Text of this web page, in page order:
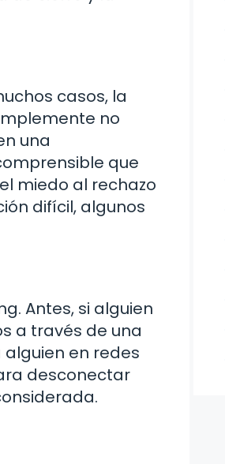
casos, la
no
una
que
miedo al rechazo
difícil, algunos
Antes, si alguien
a través de una
en redes
desconectar